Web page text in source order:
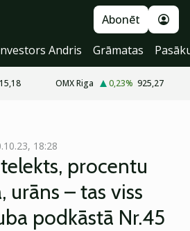
Abonēt
Andris Grāmatas
OMX Riga 0,23% 925,27
18:28
procentu
urāns – tas viss
podkāstā Nr.45